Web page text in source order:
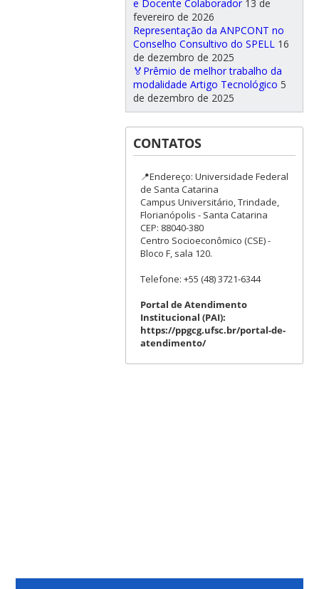
e Docente Colaborador 13 de
fevereiro de 2026
Representação da ANPCONT no
Conselho Consultivo do SPELL 16
de dezembro de 2025
🏅Prêmio de melhor trabalho da
modalidade Artigo Tecnológico 5
de dezembro de 2025
CONTATOS
📍Endereço: Universidade Federal
de Santa Catarina
Campus Universitário, Trindade,
Florianópolis - Santa Catarina
CEP: 88040-380
Centro Socioeconômico (CSE) -
Bloco F, sala 120.
Telefone: +55 (48) 3721-6344
Portal de Atendimento
Institucional (PAI):
https://ppgcg.ufsc.br/portal-de-
atendimento/